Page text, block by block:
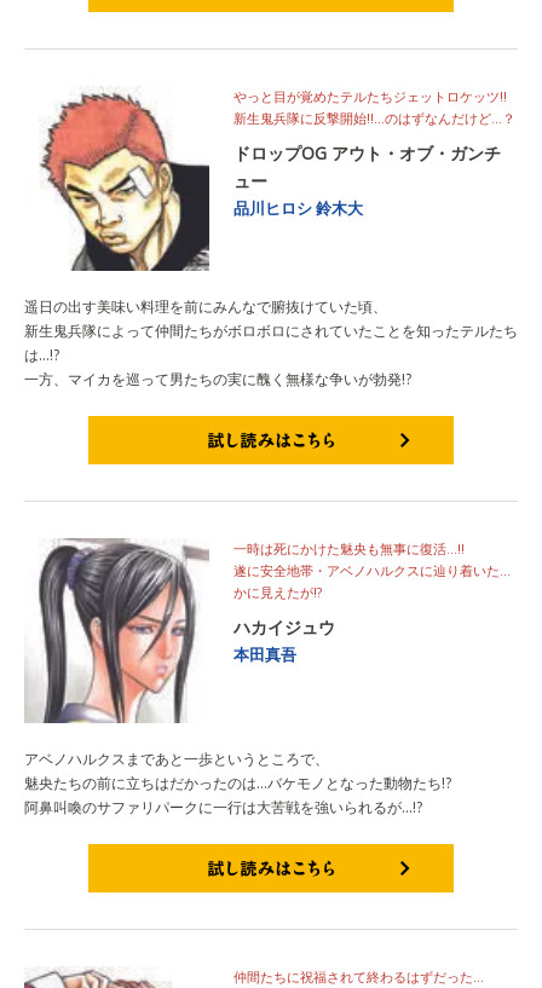
やっと目が覚めたテルたちジェットロケッツ!!
新生鬼兵隊に反撃開始!!…のはずなんだけど…？
ドロップOG アウト・オブ・ガンチ
ュー
品川ヒロシ鈴木大
遥日の出す美味い料理を前にみんなで腑抜けていた頃、
新生鬼兵隊によって仲間たちがボロボロにされていたことを知ったテルたち
は…!?
一方、マイカを巡って男たちの実に醜く無様な争いが勃発!?
一時は死にかけた魅央も無事に復活…!!
遂に安全地帯・アベノハルクスに辿り着いた…
かに見えたが!?
ハカイジュウ
本田真吾
アベノハルクスまであと一歩というところで、
魅央たちの前に立ちはだかったのは…バケモノとなった動物たち!?
阿鼻叫喚のサファリパークに一行は大苦戦を強いられるが…!?
仲間たちに祝福されて終わるはずだった…